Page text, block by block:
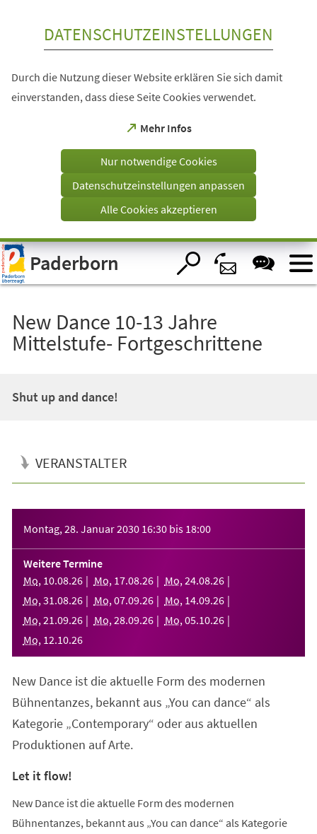
Visuelle
Assistenzsoftware
öffnen.
DATENSCHUTZEINSTELLUNGEN
Durch die Nutzung dieser Website erklären Sie sich damit
einverstanden, dass diese Seite Cookies verwendet.
Mehr Infos
(Öffnet
einem
Tab)
Nur notwendige Cookies
Datenschutzeinstellungen anpassen
Alle Cookies akzeptieren
Paderborn
New Dance 10-13 Jahre
Mittelstufe- Fortgeschrittene
Shut up and dance!
VERANSTALTER
Montag, 28. Januar 2030 16:30 bis 18:00
Weitere Termine
Mo, 10.08.26 Mo, 17.08.26 Mo, 24.08.26
Mo, 31 .08.26 Mo, 07.09.26 Mo, 14.09.26
Mo, 21 .09.26 Mo, 28.09.26 Mo, 05.10.26
Mo, 12.10.26
New Dance ist die aktuelle Form des modernen
Bühnentanzes, bekannt aus „You can dance“ als
Kategorie „Contemporary“ oder aus aktuellen
Produktionen auf Arte.
Let it flow!
New Dance ist die aktuelle Form des modernen
Bühnentanzes, bekannt aus „You can dance“ als Kategorie